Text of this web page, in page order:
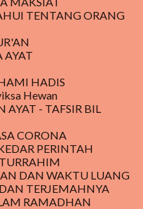
yang memakannya menjadi
makanan dari makanan
MBG tetap berjal...
TENTANG ORANG
HADIS
Hewan
- TAFSIR BIL
CORONA
PERINTAH
DAN WAKTU LUANG
TERJEMAHNYA
RAMADHAN